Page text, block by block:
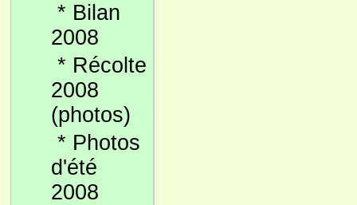
* Bilan
2008
* Récolte
2008
(photos)
* Photos
d'été
2008